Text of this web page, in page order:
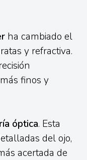
ha cambiado el
y refractiva.
finos y
óptica. Esta
del ojo,
acertada de